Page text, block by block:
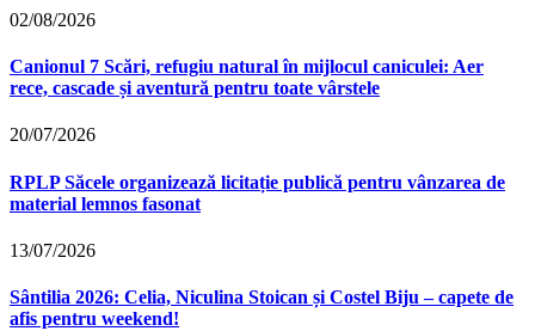
02/08/2026
Canionul 7 Scări, refugiu natural în mijlocul caniculei: Aer
rece, cascade și aventură pentru toate vârstele
20/07/2026
RPLP Săcele organizează licitație publică pentru vânzarea de
material lemnos fasonat
13/07/2026
Sântilia 2026: Celia, Niculina Stoican și Costel Biju – capete de
afis pentru weekend!